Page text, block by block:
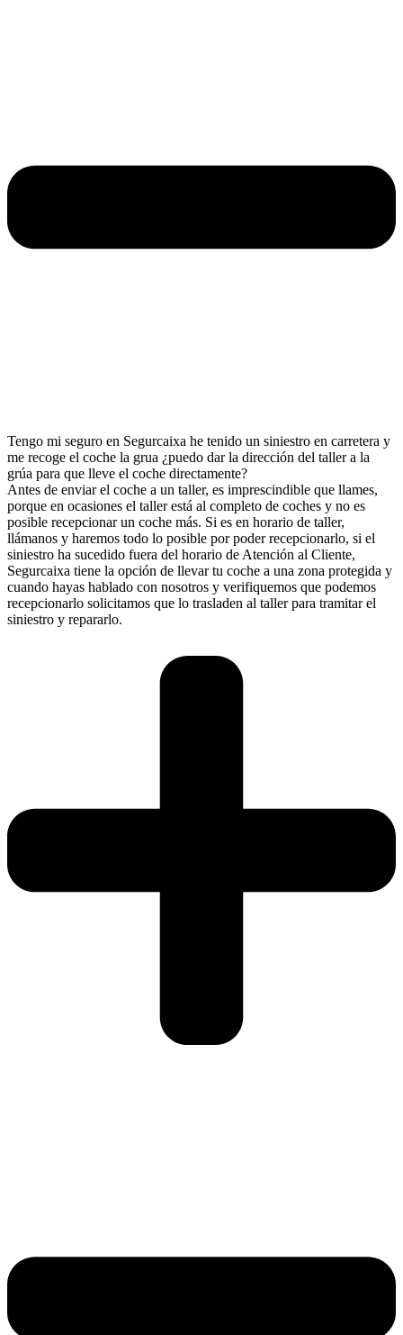
Tengo mi seguro en Segurcaixa he tenido un siniestro en carretera y
me recoge el coche la grua ¿puedo dar la dirección del taller a la
grúa para que lleve el coche directamente?
Antes de enviar el coche a un taller, es imprescindible que llames,
porque en ocasiones el taller está al completo de coches y no es
posible recepcionar un coche más. Si es en horario de taller,
llámanos y haremos todo lo posible por poder recepcionarlo, si el
siniestro ha sucedido fuera del horario de Atención al Cliente,
Segurcaixa tiene la opción de llevar tu coche a una zona protegida y
cuando hayas hablado con nosotros y verifiquemos que podemos
recepcionarlo solicitamos que lo trasladen al taller para tramitar el
siniestro y repararlo.